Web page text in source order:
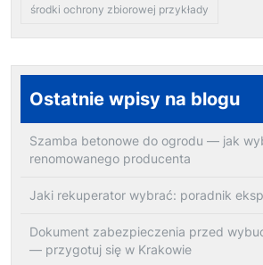
środki ochrony zbiorowej przykłady
Ostatnie wpisy na blogu
Szamba betonowe do ogrodu — jak
renomowanego producenta
Jaki rekuperator wybrać: poradnik
Dokument zabezpieczenia przed
— przygotuj się w Krakowie